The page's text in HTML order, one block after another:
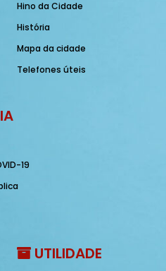
Hino da Cidade
História
Mapa da cidade
Telefones úteis
19
UTILIDADE